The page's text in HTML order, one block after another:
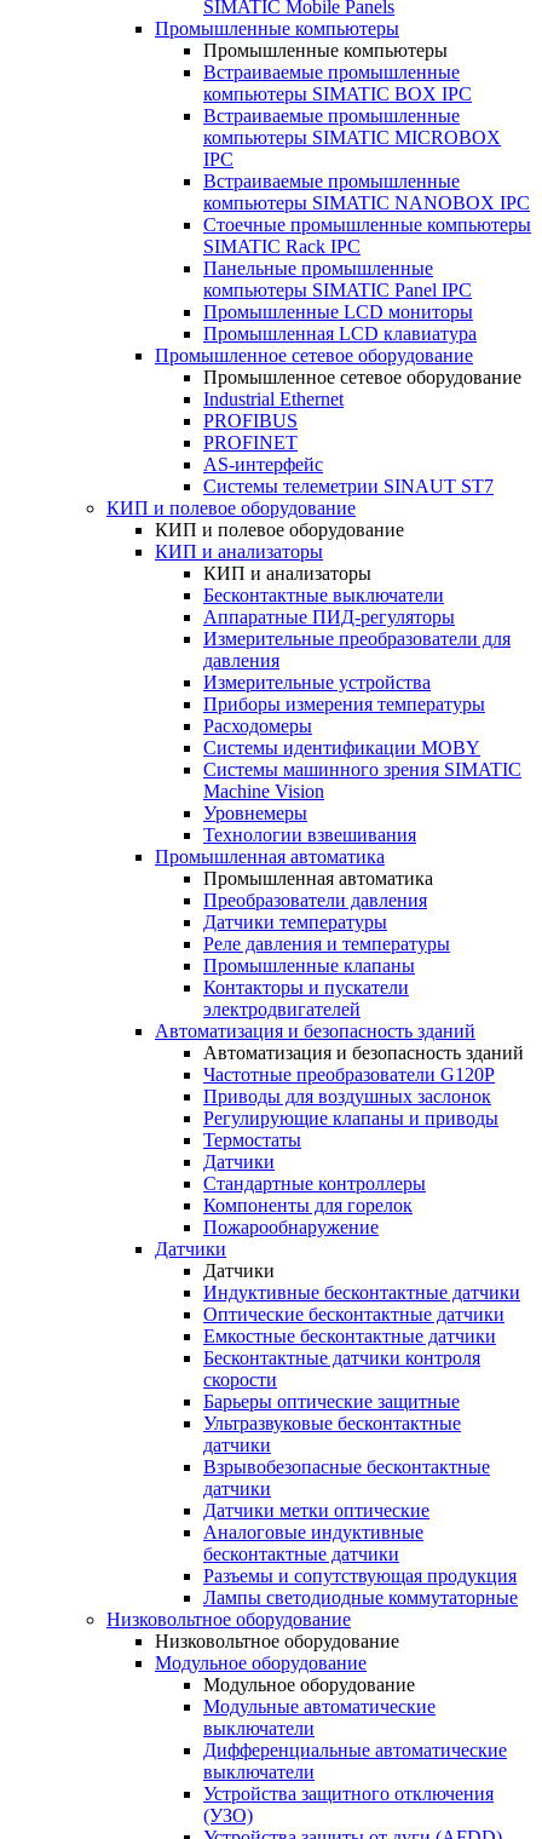
SIMATIC Mobile Panels
Промышленные компьютеры
Промышленные компьютеры
Встраиваемые промышленные
компьютеры SIMATIC BOX IPC
Встраиваемые промышленные
компьютеры SIMATIC MICROBOX
IPC
Встраиваемые промышленные
компьютеры SIMATIC NANOBOX IPC
Стоечные промышленные компьютеры
SIMATIC Rack IPC
Панельные промышленные
компьютеры SIMATIC Panel IPC
Промышленные LCD мониторы
Промышленная LCD клавиатура
Промышленное сетевое оборудование
Промышленное сетевое оборудование
Industrial Ethernet
PROFIBUS
PROFINET
AS-интерфейс
Системы телеметрии SINAUT ST7
КИП и полевое оборудование
КИП и полевое оборудование
КИП и анализаторы
КИП и анализаторы
Бесконтактные выключатели
Аппаратные ПИД-регуляторы
Измерительные преобразователи для
давления
Измерительные устройства
Приборы измерения температуры
Расходомеры
Системы идентификации MOBY
Системы машинного зрения SIMATIC
Machine Vision
Уровнемеры
Технологии взвешивания
Промышленная автоматика
Промышленная автоматика
Преобразователи давления
Датчики температуры
Реле давления и температуры
Промышленные клапаны
Контакторы и пускатели
электродвигателей
Автоматизация и безопасность зданий
Автоматизация и безопасность зданий
Частотные преобразователи G120P
Приводы для воздушных заслонок
Регулирующие клапаны и приводы
Термостаты
Датчики
Стандартные контроллеры
Компоненты для горелок
Пожарообнаружение
Датчики
Датчики
Индуктивные бесконтактные датчики
Оптические бесконтактные датчики
Емкостные бесконтактные датчики
Бесконтактные датчики контроля
скорости
Барьеры оптические защитные
Ультразвуковые бесконтактные
датчики
Взрывобезопасные бесконтактные
датчики
Датчики метки оптические
Аналоговые индуктивные
бесконтактные датчики
Разъемы и сопутствующая продукция
Лампы светодиодные коммутаторные
Низковольтное оборудование
Низковольтное оборудование
Модульное оборудование
Модульное оборудование
Модульные автоматические
выключатели
Дифференциальные автоматические
выключатели
Устройства защитного отключения
(УЗО)